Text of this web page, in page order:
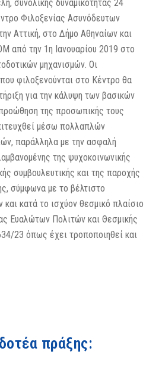
συνολικής δυναμικότητας 24
Φιλοξενίας Ασυνόδευτων
Αττική, στο Δήμο Αθηναίων και
από την 1η Ιανουαρίου 2019 στο
μηχανισμών. Οι
φιλοξενούνται στο Κέντρο θα
για την κάλυψη των βασικών
της προσωπικής τους
μέσω πολλαπλών
παράλληλα με την ασφαλή
της ψυχοκοινωνικής
συμβουλευτικής και της παροχής
σύμφωνα με το βέλτιστο
κατά το ισχύον θεσμικό πλαίσιο
Ευαλώτων Πολιτών και Θεσμικής
23 όπως έχει τροποποιηθεί και
πράξης: